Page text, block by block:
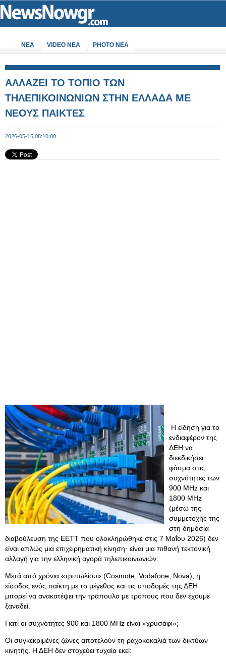
ΝΕΑ VIDEO NEA PHOTO NEA
ΑΛΛΑΖΕΙ ΤΟ ΤΟΠΙΟ ΤΩΝ
ΤΗΛΕΠΙΚΟΙΝΩΝΙΩΝ ΣΤΗΝ ΕΛΛΑΔΑ ΜΕ
ΝΕΟΥΣ ΠΑΙΚΤΕΣ
2026-05-15 08:10:00
Η είδηση για το
ενδιαφέρον της
ΔΕΗ να
διεκδικήσει
φάσμα στις
συχνότητες των
900 MHz και
1800 MHz
(μέσω της
συμμετοχής της
στη δημόσια
διαβούλευση της ΕΕΤΤ που ολοκληρώθηκε στις 7 Μαΐου 2026) δεν
είναι απλώς μια επιχειρηματική κίνηση· είναι μια πιθανή τεκτονική
αλλαγή για την ελληνική αγορά τηλεπικοινωνιών.
Μετά από χρόνια «τριπωλίου» (Cosmote, Vodafone, Nova), η
είσοδος ενός παίκτη με το μέγεθος και τις υποδομές της ΔΕΗ
μπορεί να ανακατέψει την τράπουλα με τρόπους που δεν έχουμε
ξαναδεί.
Γιατί οι συχνότητες 900 και 1800 MHz είναι «χρυσάφι»;
Οι συγκεκριμένες ζώνες αποτελούν τη ραχοκοκαλιά των δικτύων
κινητής. Η ΔΕΗ δεν στοχεύει τυχαία εκεί: